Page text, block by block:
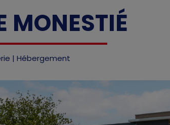
MONESTIÉ
| Hébergement